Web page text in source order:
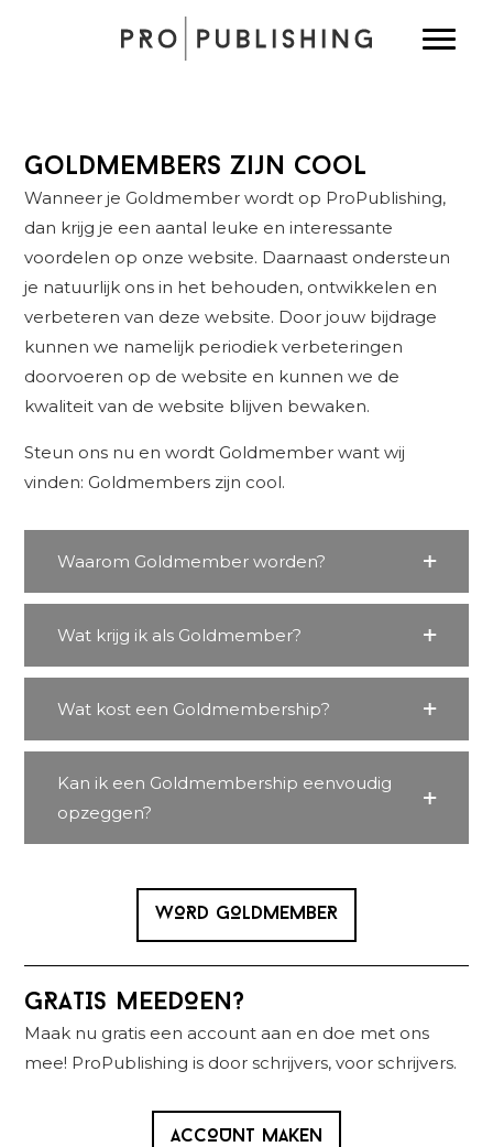
Goldmembers zijn cool
Wanneer je Goldmember wordt op ProPublishing,
dan krijg je een aantal leuke en interessante
voordelen op onze website. Daarnaast ondersteun
je natuurlijk ons in het behouden, ontwikkelen en
verbeteren van deze website. Door jouw bijdrage
kunnen we namelijk periodiek verbeteringen
doorvoeren op de website en kunnen we de
kwaliteit van de website blijven bewaken.
Steun ons nu en wordt Goldmember want wij
vinden: Goldmembers zijn cool.
Waarom Goldmember worden?
Wat krijg ik als Goldmember?
Wat kost een Goldmembership?
Kan ik een Goldmembership eenvoudig
opzeggen?
WORD GOLDMEMBER
Primaire
Sidebar
GRATIS MEEDOEN?
Maak nu gratis een account aan en doe met ons
mee! ProPublishing is door schrijvers, voor schrijvers.
ACCOUNT MAKEN